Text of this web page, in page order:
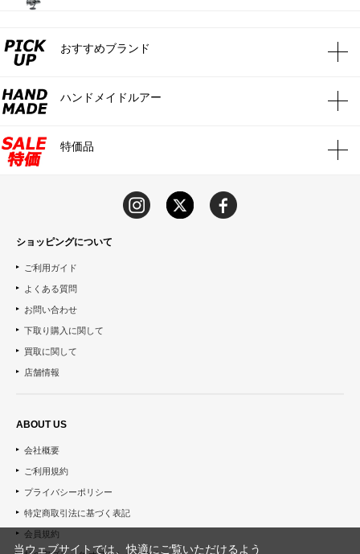
おすすめブランド
ハンドメイドルアー
特価品
ショッピングについて
ご利用ガイド
よくある質問
お問い合わせ
下取り購入に関して
買取に関して
店舗情報
ABOUT US
会社概要
ご利用規約
プライバシーポリシー
特定商取引法に基づく表記
会員規約
当ウェブサイトでは、快適にご覧いただけるよう